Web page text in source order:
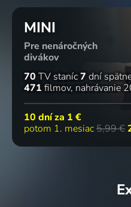
MINI
Pre nenáročných
divákov
70 TV staníc7 dní
471 filmov nahrávanie
10 dní za 1 €
potom 1. mesiac5,99 €